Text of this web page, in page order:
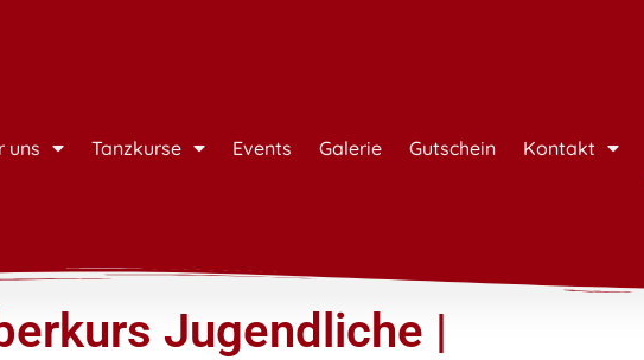
uns Tanzkurse Events Galerie Gutschein Kontakt
Jugendliche |